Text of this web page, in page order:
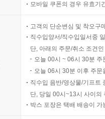
모바일 쿠폰의 경우 유효기
고객의 단순변심 및 착오구
직수입양서/직수입일서중
단, 아래의 주문/취소 조건
오늘 00시 ~ 06시 30분
오늘 06시 30분 이후 주
직수입 음반/영상물/기프트
단, 당일 00시~13시 사이의
박스 포장은 택배 배송이